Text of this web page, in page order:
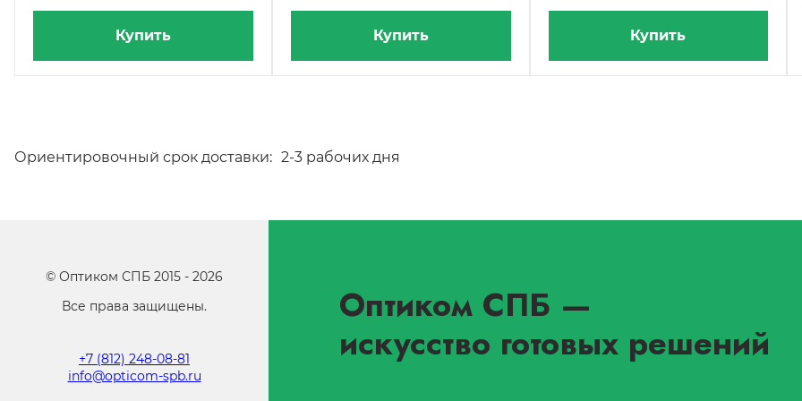
Купить Купить Купить
Ориентировочный срок доставки: 2-3 рабочих дня
© Оптиком СПБ 2015 - 2026
Все права защищены.
+7 (812) 248-08-81
info@opticom-spb.ru
Оптиком СПБ —
искусство готовых решений